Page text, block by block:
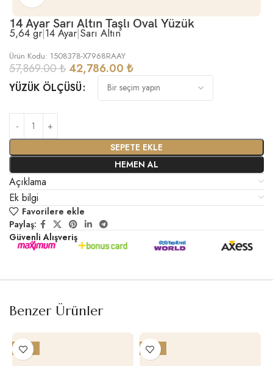
14 Ayar Sarı Altın Taşlı Oval Yüzük
5,64 gr|14 Ayar|Sarı Altın
Ürün Kodu: 1508378-X7968RAAY
57,869.00₺42,786.00 ₺
YÜZÜK ÖLÇÜSÜ
SEPETE EKLE
HEMEN AL
Açıklama
Ek bilgi
Favorilere ekle
Paylaş:
Güvenli Alışveriş
Benzer Ürünler
-21% -17%